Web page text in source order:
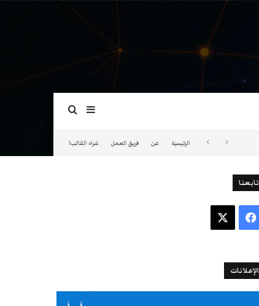
إضافة عمود جانبي
بحث عن
الرئيسية عن فريق العمل شراء القالب!
تابعنا
فيسبوك
الإعلانات